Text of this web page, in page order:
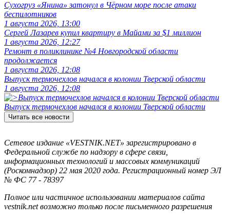
Сухогруз «Янина» затонул в Чёрном море после атаки
беспилотников
1 августа 2026, 13:00
Сергей Лазарев купил квартиру в Майами за $1 миллион
1 августа 2026, 12:27
Ремонт в поликлинике №4 Новгородской области
продолжается
1 августа 2026, 12:08
Выпуск термочехлов начался в колонии Тверской области
1 августа 2026, 12:08
Выпуск термочехлов начался в колонии Тверской области
Читать все новости
Сетевое издание «VESTNIK.NET» зарегистрировано в
Федеральной службе по надзору в сфере связи,
информационных технологий и массовых коммуникаций
(Роскомнадзор) 22 мая 2020 года. Регистрационный номер ЭЛ
№ ФС 77 - 78397
Полное или частичное использовании материалов сайта
vestnik.net возможно только после письменного разрешения